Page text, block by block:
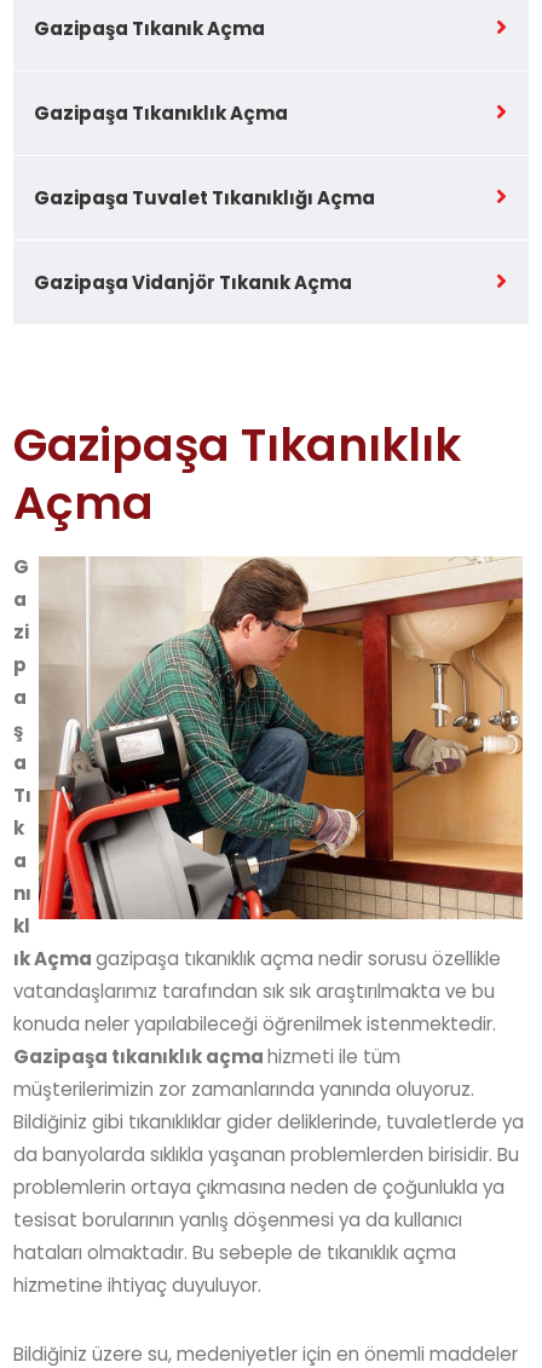
Gazipaşa Tıkanık Açma
Gazipaşa Tıkanıklık Açma
Gazipaşa Tuvalet Tıkanıklığı Açma
Gazipaşa Vidanjör Tıkanık Açma
Gazipaşa Tıkanıklık
Açma
G
a
zi
p
a
ş
a
Tı
k
a
nı
kl
ık Açmagazipaşa tıkanıklık açma nedir sorusu özellikle
vatandaşlarımız tarafından sık sık araştırılmakta ve bu
konuda neler yapılabileceği öğrenilmek istenmektedir.
Gazipaşa tıkanıklık açmahizmeti ile tüm
müşterilerimizin zor zamanlarında yanında oluyoruz.
Bildiğiniz gibi tıkanıklıklar gider deliklerinde, tuvaletlerde ya
da banyolarda sıklıkla yaşanan problemlerden birisidir. Bu
problemlerin ortaya çıkmasına neden de çoğunlukla ya
tesisat borularının yanlış döşenmesi ya da kullanıcı
hataları olmaktadır. Bu sebeple de tıkanıklık açma
hizmetine ihtiyaç duyuluyor.
Bildiğiniz üzere su, medeniyetler için en önemli maddeler